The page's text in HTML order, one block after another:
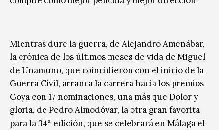
Mientras dure la guerra, de Alejandro Amenábar,
la crónica de los últimos meses de vida de Miguel
de Unamuno, que coincidieron con el inicio de la
Guerra Civil, arranca la carrera hacia los premios
Goya con 17 nominaciones, una más que Dolor y
gloria, de Pedro Almodóvar, la otra gran favorita
para la 34ª edición, que se celebrará en Málaga el